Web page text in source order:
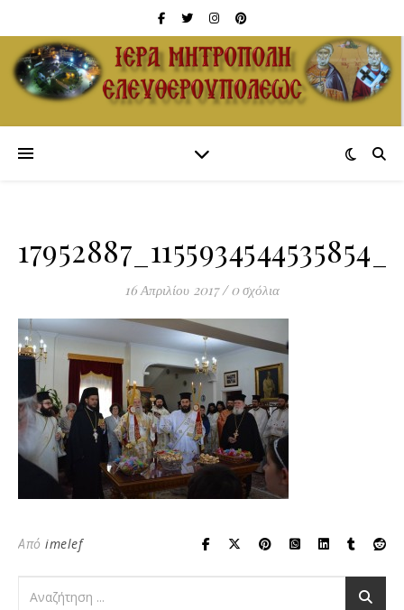
16 Απριλίου 2017 / 0 σχόλια
Από imelef